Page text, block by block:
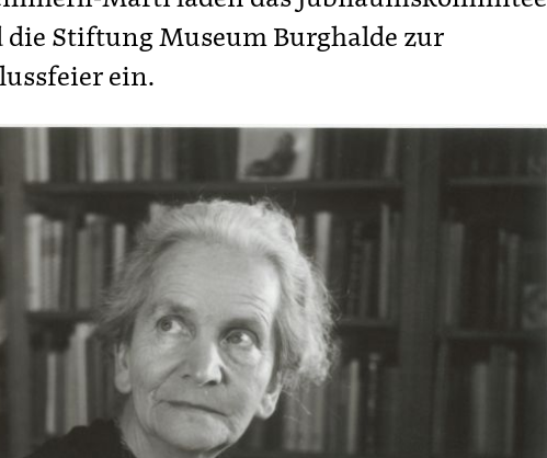
die Stiftung Museum Burghalde zur
ein.